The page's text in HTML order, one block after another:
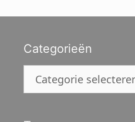
Categorieën
Categorieën